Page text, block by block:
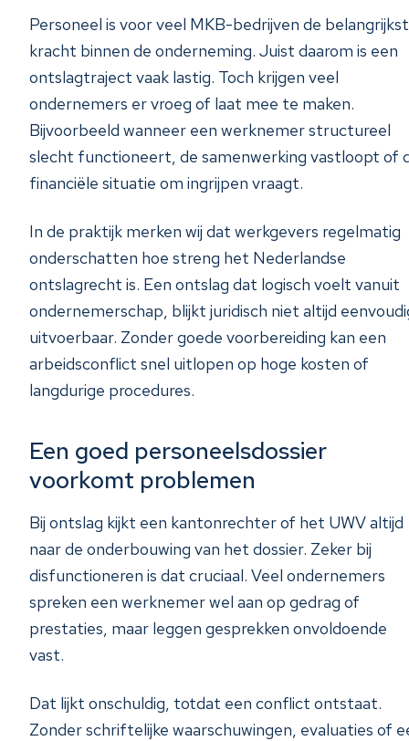
Personeel is voor veel MKB-bedrijven de
kracht binnen de onderneming. Juist daarom is een
ontslagtraject vaak lastig. Toch krijgen veel
ondernemers er vroeg of laat mee te maken.
Bijvoorbeeld wanneer een werknemer structureel
slecht functioneert, de samenwerking vastloopt of
financiële situatie om ingrijpen vraagt.
In de praktijk merken wij dat werkgevers regelmatig
onderschatten hoe streng het Nederlandse
ontslagrecht is. Een ontslag dat logisch voelt vanuit
ondernemerschap, blijkt juridisch niet altijd
uitvoerbaar. Zonder goede voorbereiding kan een
arbeidsconflict snel uitlopen op hoge kosten of
langdurige procedures.
Een goed personeelsdossier
voorkomt problemen
Bij ontslag kijkt een kantonrechter of het UWV altijd
naar de onderbouwing van het dossier. Zeker bij
disfunctioneren is dat cruciaal. Veel ondernemers
spreken een werknemer wel aan op gedrag of
prestaties, maar leggen gesprekken onvoldoende
vast.
Dat lijkt onschuldig, totdat een conflict ontstaat.
Zonder schriftelijke waarschuwingen, evaluaties of